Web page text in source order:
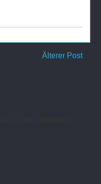
Älterer Post